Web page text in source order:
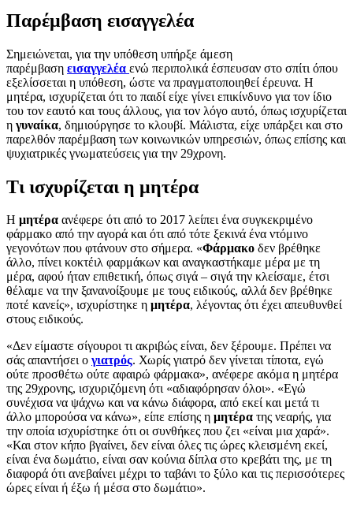
Παρέμβαση εισαγγελέα
Σημειώνεται, για την υπόθεση υπήρξε άμεση
παρέμβαση εισαγγελέα ενώ περιπολικά έσπευσαν στο σπίτι όπου
εξελίσσεται η υπόθεση, ώστε να πραγματοποιηθεί έρευνα. Η
μητέρα, ισχυρίζεται ότι το παιδί είχε γίνει επικίνδυνο για τον ίδιο
του τον εαυτό και τους άλλους, για τον λόγο αυτό, όπως ισχυρίζεται
η γυναίκα, δημιούργησε το κλουβί. Μάλιστα, είχε υπάρξει και στο
παρελθόν παρέμβαση των κοινωνικών υπηρεσιών, όπως επίσης και
ψυχιατρικές γνωματεύσεις για την 29χρονη.
Τι ισχυρίζεται η μητέρα
Η μητέρα ανέφερε ότι από το 2017 λείπει ένα συγκεκριμένο
φάρμακο από την αγορά και ότι από τότε ξεκινά ένα ντόμινο
γεγονότων που φτάνουν στο σήμερα. «Φάρμακο δεν βρέθηκε
άλλο, πίνει κοκτέιλ φαρμάκων και αναγκαστήκαμε μέρα με τη
μέρα, αφού ήταν επιθετική, όπως σιγά – σιγά την κλείσαμε, έτσι
θέλαμε να την ξανανοίξουμε με τους ειδικούς, αλλά δεν βρέθηκε
ποτέ κανείς», ισχυρίστηκε η μητέρα, λέγοντας ότι έχει απευθυνθεί
στους ειδικούς.
«Δεν είμαστε σίγουροι τι ακριβώς είναι, δεν ξέρουμε. Πρέπει να
σάς απαντήσει ο γιατρός. Χωρίς γιατρό δεν γίνεται τίποτα, εγώ
ούτε προσθέτω ούτε αφαιρώ φάρμακα», ανέφερε ακόμα η μητέρα
της 29χρονης, ισχυριζόμενη ότι «αδιαφόρησαν όλοι». «Εγώ
συνέχισα να ψάχνω και να κάνω διάφορα, από εκεί και μετά τι
άλλο μπορούσα να κάνω», είπε επίσης η μητέρα της νεαρής, για
την οποία ισχυρίστηκε ότι οι συνθήκες που ζει «είναι μια χαρά».
«Και στον κήπο βγαίνει, δεν είναι όλες τις ώρες κλεισμένη εκεί,
είναι ένα δωμάτιο, είναι σαν κούνια δίπλα στο κρεβάτι της, με τη
διαφορά ότι ανεβαίνει μέχρι το ταβάνι το ξύλο και τις περισσότερες
ώρες είναι ή έξω ή μέσα στο δωμάτιο».